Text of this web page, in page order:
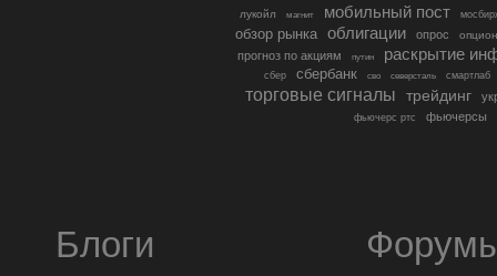
лукойл
магнит мобильный пост
обзор рынка облигации опрос
прогноз по акциям путин раскрытие
сбер сбербанк сво северсталь смартлаб
торговые сигналы трейдинг
фьючерс ртс фьючерсы
Блоги